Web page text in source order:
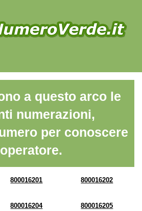
a questo arco le
numerazioni,
per conoscere
800016201 800016202
800016204 800016205